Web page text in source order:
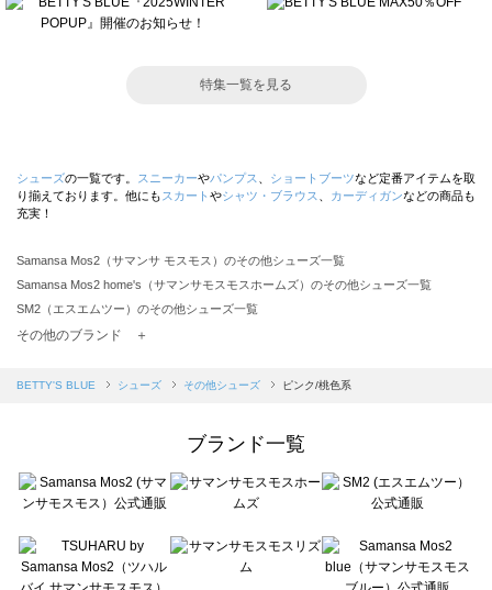
特集一覧を見る
シューズの一覧です。 スニーカーやパンプス ショートブーツなど定番アイテムを取
り揃えております。他にも スカート やシャツ・ブラウス カーディガンなどの商品も
充実！
Samansa Mos2（サマンサ モスモス）のその他シューズ一覧
Samansa Mos2 home's（サマンサモスモスホームズ）のその他シューズ一覧
SM2（エスエムツー）のその他シューズ一覧
Samansa Mos2 blue（サマンサモスモス ブルー）のその他シューズ一覧
sō4ū（ソウフォーユー）のその他シューズ一覧
Te chichi（テチチ）のその他シューズ一覧
Te chichi CLASSIC（テチチ クラシック）のその他シューズ一覧
Lugnoncure（ルノンキュール）のその他シューズ一覧
BETTY'S BLUE（べティーズブルー）のその他シューズ一覧
その他のブランド ＋
BETTY'S BLUE シューズ その他シューズ ピンク/桃色系
ブランド一覧